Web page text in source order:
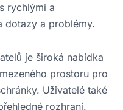
rychlými a
dotazy a problémy.
je široká nabídka
prostoru pro
Uživatelé také
rozhraní.